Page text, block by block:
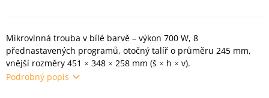
Mikrovlnná trouba v bílé barvě – výkon 700 W, 8
přednastavených programů, otočný talíř o průměru 245 mm,
vnější rozměry 451 × 348 × 258 mm (š × h × v).
Podrobný popis